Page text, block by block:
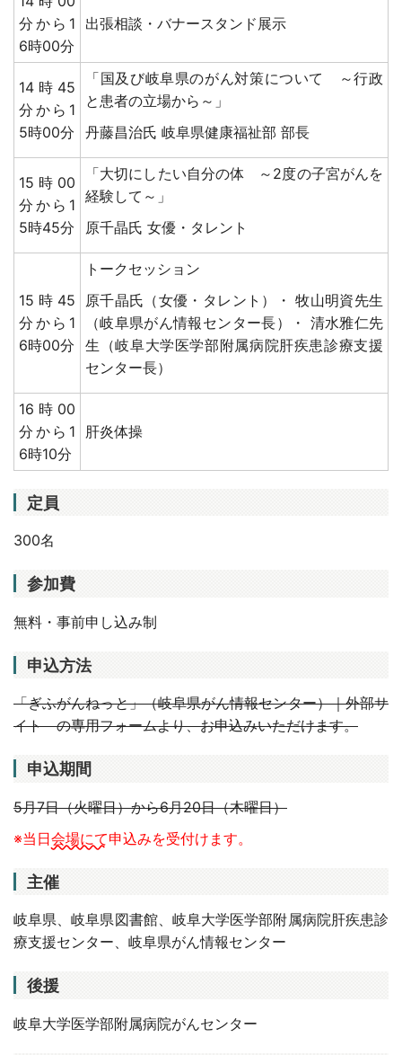
分から1
6時00分
出張相談・バナースタンド展示
14時45
分から1
5時00分
「国及び岐阜県のがん対策について ～行政
と患者の立場から～」
丹藤昌治氏 岐阜県健康福祉部 部長
15時00
分から1
5時45分
「大切にしたい自分の体 ～2度の子宮がんを
経験して～」
原千晶氏 女優・タレント
15時45
分から1
6時00分
トークセッション
原千晶氏（女優・タレント）・ 牧山明資先生
（岐阜県がん情報センター長）・ 清水雅仁先
生（岐阜大学医学部附属病院肝疾患診療支援
センター長）
16時00
分から1
6時10分
肝炎体操
定員
300名
参加費
無料・事前申し込み制
申込方法
「ぎふがんねっと」（岐阜県がん情報センター）｜外部サ
イト の専用フォームより、お申込みいただけます。
申込期間
5月7日（火曜日）から6月20日（木曜日）
※当日会場にて申込みを受付けます。
主催
岐阜県、岐阜県図書館、岐阜大学医学部附属病院肝疾患診
療支援センター、岐阜県がん情報センター
後援
岐阜大学医学部附属病院がんセンター